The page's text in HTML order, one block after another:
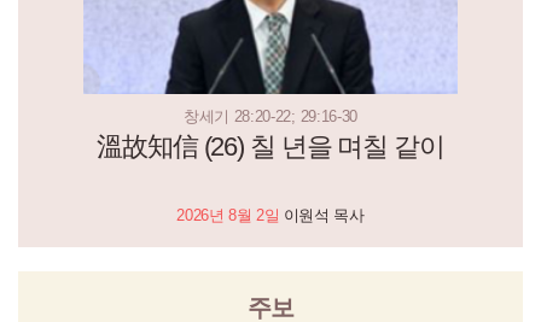
창세기 28:20-22; 29:16-30
溫故知信 (26) 칠 년을 며칠 같이
2026년 8월 2일 이원석 목사
주보